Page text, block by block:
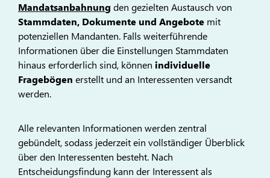
Mandatsanbahnung den gezielten Austausch von
Stammdaten, Dokumente und Angebote mit
potenziellen Mandanten. Falls weiterführende
Informationen über die Einstellungen Stammdaten
hinaus erforderlich sind, können individuelle
Fragebögen erstellt und an Interessenten versandt
werden.
Alle relevanten Informationen werden zentral
gebündelt, sodass jederzeit ein vollständiger Überblick
über den Interessenten besteht. Nach
Entscheidungsfindung kann der Interessent als